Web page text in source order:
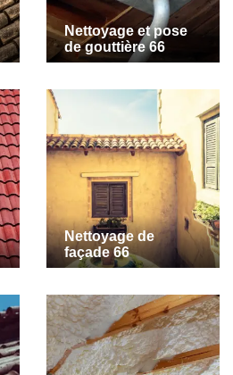
Nettoyage et pose
de gouttière 66
Nettoyage de
façade 66